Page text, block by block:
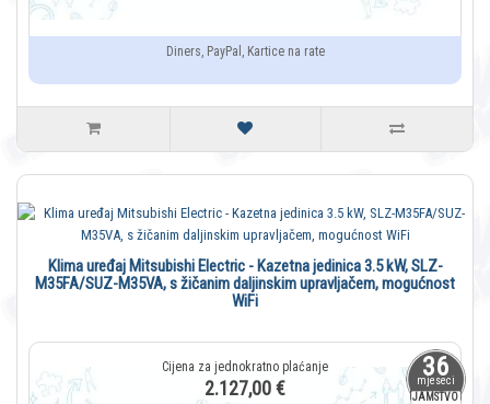
Diners, PayPal, Kartice na rate
36
mjeseci
JAMSTVO
Klima uređaj Mitsubishi Electric - Kazetna jedinica 3.5 kW, SLZ-
M35FA/SUZ-M35VA, s žičanim daljinskim upravljačem, mogućnost
WiFi
2.127,00 €